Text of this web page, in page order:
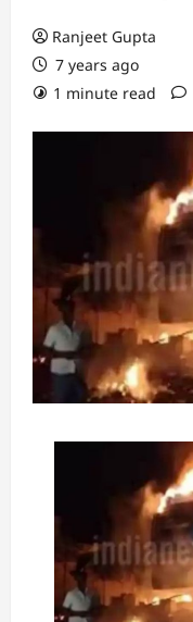
Ranjeet Gupta
7 years ago
1 minute read